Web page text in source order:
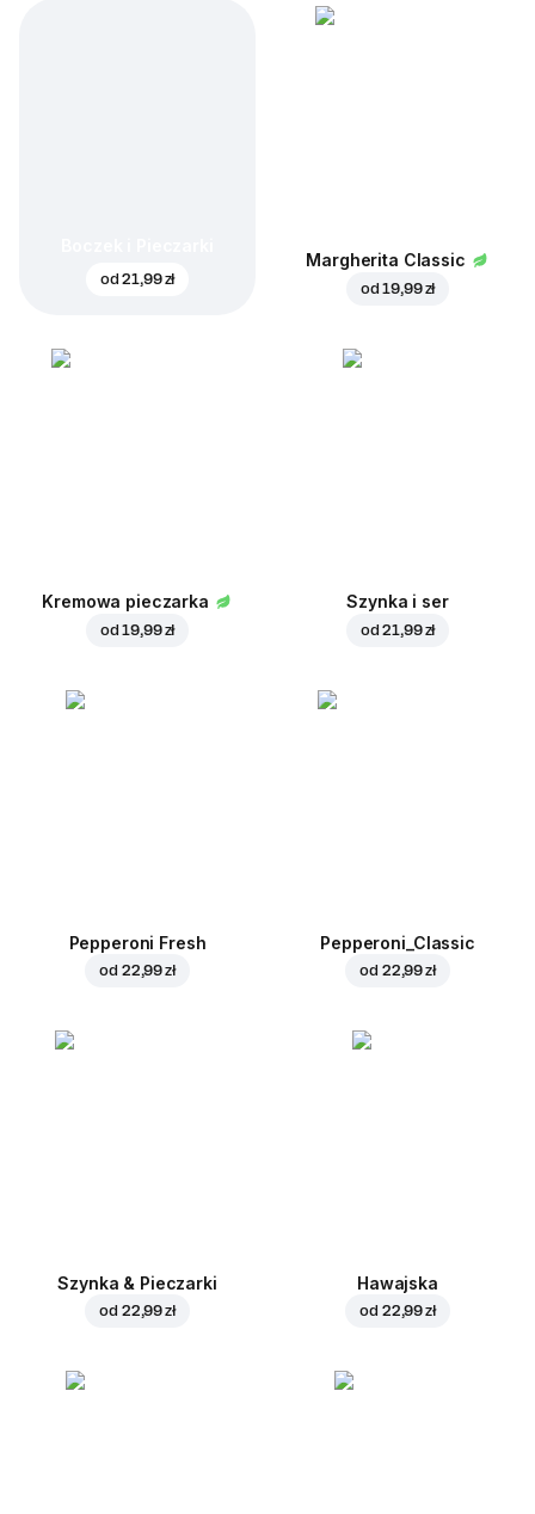
od21,99 zł
Margherita Classic
od19,99 zł
Kremowa pieczarka
od19,99 zł
Szynka i ser
od21,99 zł
Pepperoni Fresh
od 22,99 zł
Pepperoni_Classic
od 22,99 zł
Szynka & Pieczarki
od 22,99 zł
Hawajska
od 22,99 zł